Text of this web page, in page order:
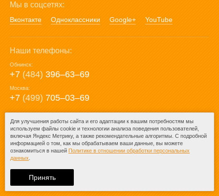
Мы в соцсетях:
Вконтакте Одноклассники Google+ YouTube
Наши телефоны:
Обнинск:
+7 (484) 396‒63‒69
Москва:
+7 (499) 705‒03‒69
E-mail:
mail@posuda40.ru
При любом копировании информации
ссылка на
Для улучшения работы сайта и его адаптации к вашим потребностям мы
используем файлы cookie и технологии анализа поведения пользователей,
включая Яндекс Метрику, а также рекомендательные алгоритмы. С подробной
информацией о том, как мы обрабатываем ваши данные, вы можете
ознакомиться в нашей Политике в отношении обработки персональных
данных
Принять